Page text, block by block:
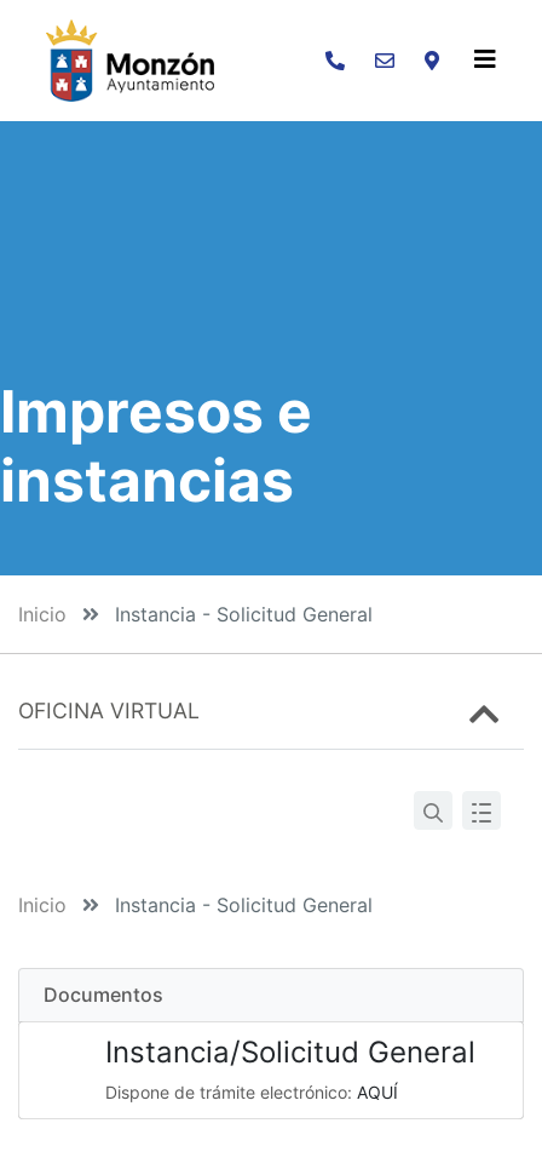
Buscar
Impresos e
instancias
Inicio Instancia - Solicitud General
OFICINA VIRTUAL
Inicio Instancia - Solicitud General
Documentos
Instancia/Solicitud General
Dispone de trámite electrónico: AQUÍ